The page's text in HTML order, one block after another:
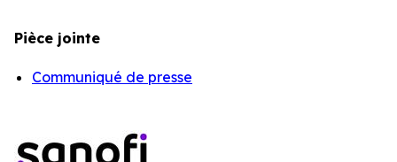
Pièce jointe
Communiqué de presse